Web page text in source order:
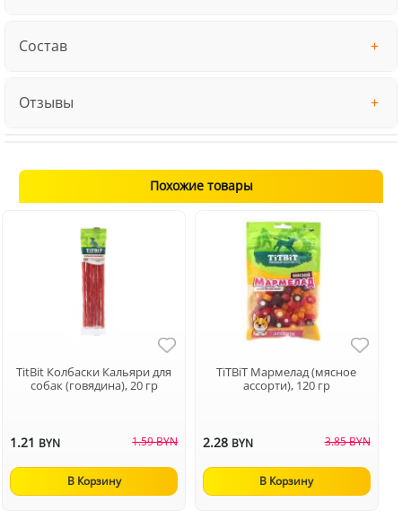
Состав
Отзывы
Похожие товары
TitBit Колбаски Кальяри для
собак (говядина), 20 гр
1.21 BYN 1.59 BYN
В Корзину
TiTBiT Мармелад (мясное
ассорти), 120 гр
2.28 BYN 3.85 BYN
В Корзину